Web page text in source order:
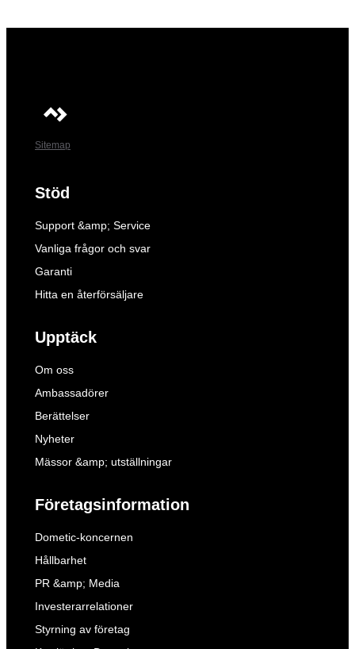
Sitemap
Stöd
Support &amp; Service
Vanliga frågor och svar
Garanti
Hitta en återförsäljare
Upptäck
Om oss
Ambassadörer
Berättelser
Nyheter
Mässor &amp; utställningar
Företagsinformation
Dometic-koncernen
Hållbarhet
PR &amp; Media
Investerarrelationer
Styrning av företag